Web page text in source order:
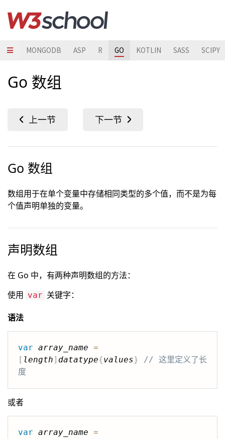
MONGODB ASP R GO KOTLIN SASS SCIPY
Go 数组
Go 数组
数组用于在单个变量中存储相同类型的多个值，而不是为每
个值声明单独的变量。
声明数组
在 Go 中，有两种声明数组的方法：
使用 var 关键字：
语法
var array_name =
[ length] datatype{values}
// 这里定义了长
度
或者
var array_name =